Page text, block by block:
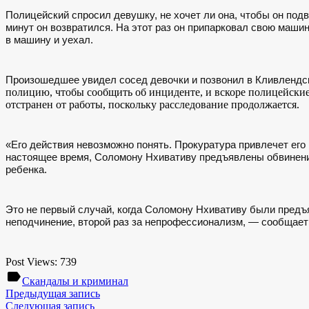
Полицейский спросил девушку, не хочет ли она, чтобы он
минут он возвратился. На этот раз он припарковал свою
в машину и уехал.
Произошедшее увидел сосед девочки и позвонил в
полицию, чтобы сообщить об инциденте, и вскоре
отстранен от работы, поскольку расследование продолжается.
«Его действия невозможно понять. Прокуратура привлечет
настоящее время, Соломону Нхивативу предъявлены
ребенка.
Это не первый случай, когда Соломону Нхивативу были
неподчинение, второй раз за непрофессионализм, —
Post Views: 739
labelСкандалы и криминал
Предыдущая запись
Следующая запись